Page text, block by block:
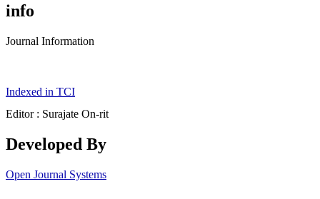
info
Journal Information
Indexed in TCI
Editor : Surajate On-rit
Developed By
Open Journal Systems